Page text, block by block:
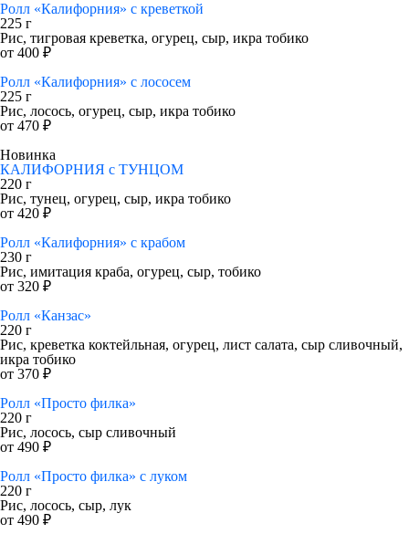
Ролл «Калифорния» с креветкой
225 г
Рис, тигровая креветка, огурец, сыр, икра тобико
от 400 ₽
Ролл «Калифорния» с лососем
225 г
Рис, лосось, огурец, сыр, икра тобико
от 470 ₽
Новинка
КАЛИФОРНИЯ с ТУНЦОМ
220 г
Рис, тунец, огурец, сыр, икра тобико
от 420 ₽
Ролл «Калифорния» с крабом
230 г
Рис, имитация краба, огурец, сыр, тобико
от 320 ₽
Ролл «Канзас»
220 г
Рис, креветка коктейльная, огурец, лист салата, сыр сливочный,
икра тобико
от 370 ₽
Ролл «Просто филка»
220 г
Рис, лосось, сыр сливочный
от 490 ₽
Ролл «Просто филка» с луком
220 г
Рис, лосось, сыр, лук
от 490 ₽